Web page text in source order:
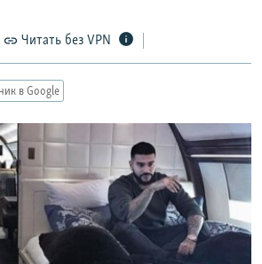
РАССЫЛКУ
Читать без VPN
в Google